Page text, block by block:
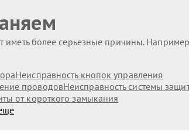
более серьезные причины.
Неисправность кнопок управления
проводовНеисправность системы
от короткого замыкания